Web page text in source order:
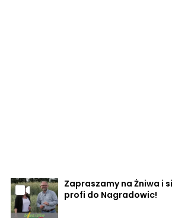
Zapraszamy na Żniwa i
profi do Nagradowic!